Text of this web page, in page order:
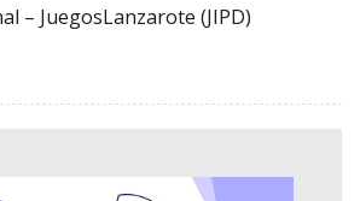
– JuegosLanzarote (JIPD)